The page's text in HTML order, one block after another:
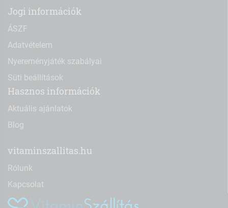
Jogi információk
ÁSZF
Adatvételem
Nyereményjáték szabályai
Süti beállítások
Hasznos információk
Aktuális ajánlatok
Blog
vitaminszallitas.hu
Rólunk
Kapcsolat